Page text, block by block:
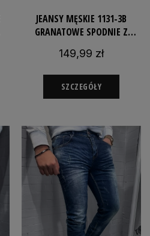
JEANSY MĘSKIE 1131-3B
GRANATOWE SPODNIE Z
JOGGERY
149,99 zł
SZCZEGÓŁY